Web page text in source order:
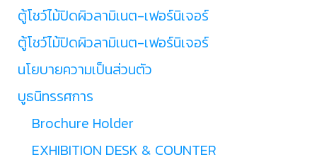
ตู้โชว์ไม้ปิดผิวลามิเนต-เฟอร์นิเจอร์
ตู้โชว์ไม้ปิดผิวลามิเนต-เฟอร์นิเจอร์
นโยบายความเป็นส่วนตัว
บูธนิทรรศการ
Brochure Holder
EXHIBITION DESK & COUNTER